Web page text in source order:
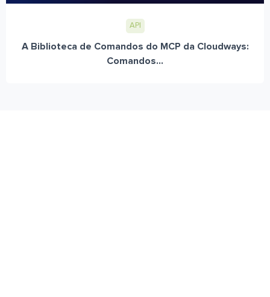
API
A Biblioteca de Comandos do MCP da Cloudways:
Comandos...